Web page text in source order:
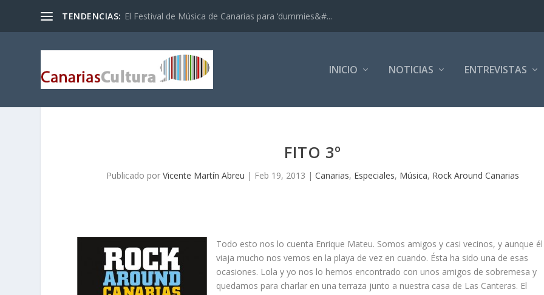
TENDENCIAS: El Festival de Música de Canarias para ‘dummies&#...
INICIO NOTICIAS ENTREVISTAS
FITO 3º
Publicado por Vicente Martín Abreu | Feb 19, 2013 | Canarias, Especiales, Música, Rock Around Canarias
Todo esto nos lo cuenta Enrique Mateu. Somos amigos y casi vecinos, y aunque él
viaja mucho nos vemos en la playa de vez en cuando. Ésta ha sido una de esas
ocasiones. Lola y yo nos lo hemos encontrado con unos amigos de sobremesa y
quedamos para charlar en una terraza junto a nuestra casa de Las Canteras. El